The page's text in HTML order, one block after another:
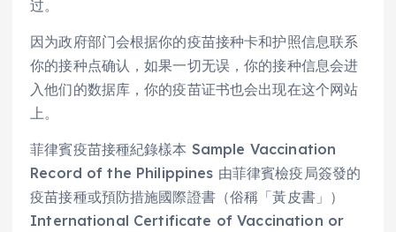
过。
因为政府部门会根据你的疫苗接种卡和护照信息联系
你的接种点确认，如果一切无误，你的接种信息会进
入他们的数据库，你的疫苗证书也会出现在这个网站
上。
菲律賓疫苗接種紀錄樣本 Sample Vaccination
Record of the Philippines 由菲律賓檢疫局簽發的
疫苗接種或預防措施國際證書（俗稱「黃皮書」）
International Certificate of Vaccination or